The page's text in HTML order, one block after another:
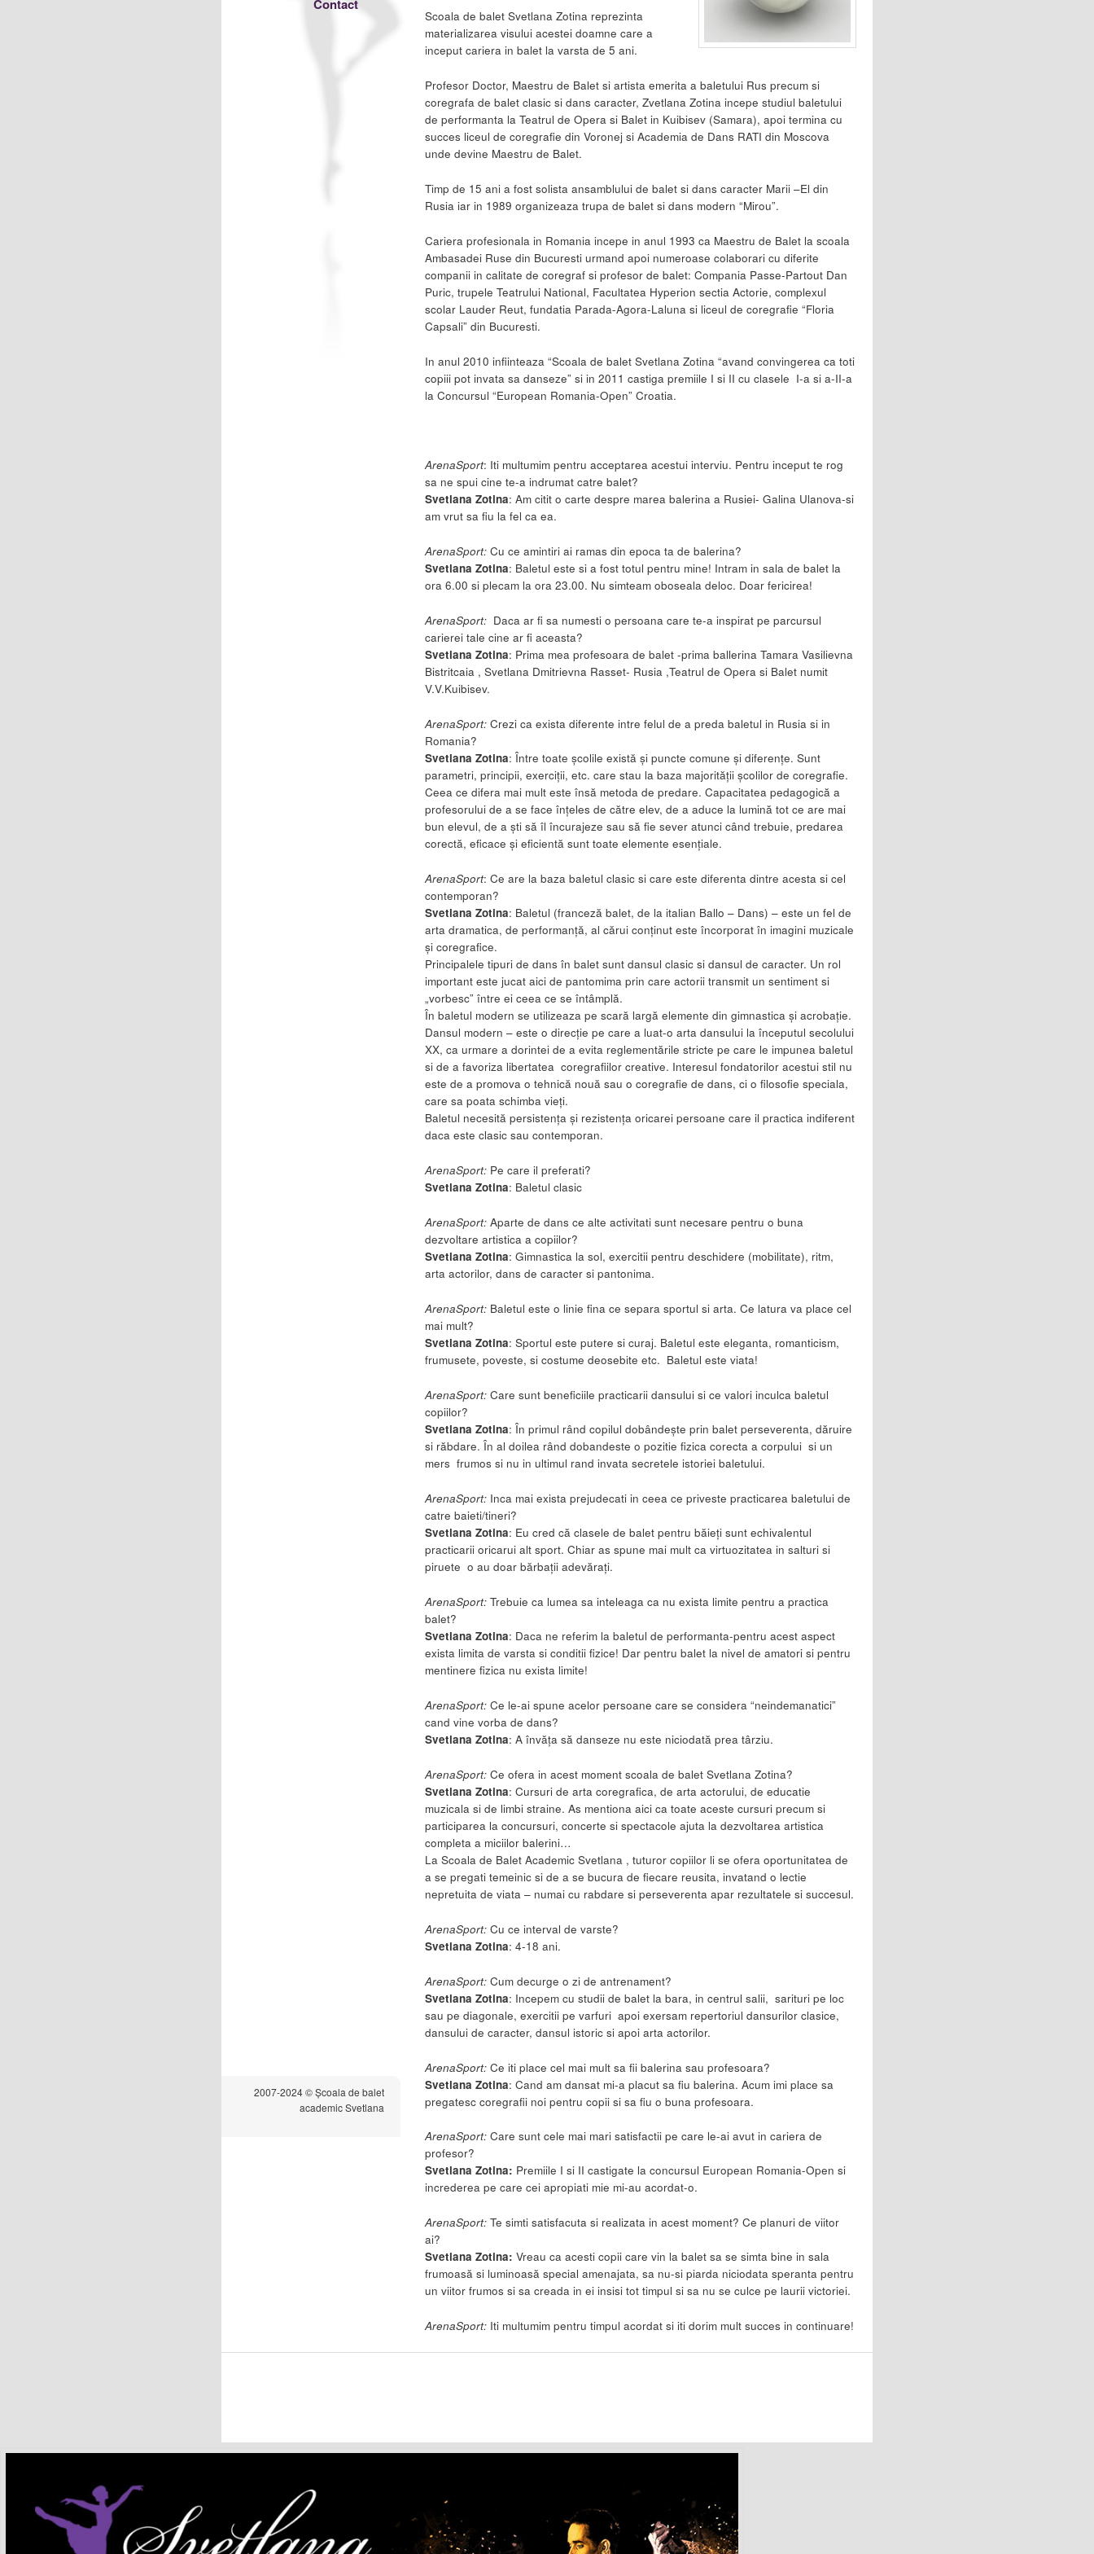
Contact
Scoala de balet Svetlana Zotina reprezinta
materializarea visului acestei doamne care a
inceput cariera in balet la varsta de 5 ani.
Profesor Doctor, Maestru de Balet si artista emerita a baletului Rus precum si
coregrafa de balet clasic si dans caracter, Zvetlana Zotina incepe studiul baletului
de performanta la Teatrul de Opera si Balet in Kuibisev (Samara), apoi termina cu
succes liceul de coregrafie din Voronej si Academia de Dans RATI din Moscova
unde devine Maestru de Balet.
Timp de 15 ani a fost solista ansamblului de balet si dans caracter Marii –El din
Rusia iar in 1989 organizeaza trupa de balet si dans modern “Mirou”.
Cariera profesionala in Romania incepe in anul 1993 ca Maestru de Balet la scoala
Ambasadei Ruse din Bucuresti urmand apoi numeroase colaborari cu diferite
companii in calitate de coregraf si profesor de balet: Compania Passe-Partout Dan
Puric, trupele Teatrului National, Facultatea Hyperion sectia Actorie, complexul
scolar Lauder Reut, fundatia Parada-Agora-Laluna si liceul de coregrafie “Floria
Capsali” din Bucuresti.
In anul 2010 infiinteaza “Scoala de balet Svetlana Zotina “avand convingerea ca toti
copiii pot invata sa danseze” si in 2011 castiga premiile I si II cu clasele I-a si a-II-a
la Concursul “European Romania-Open” Croatia.
ArenaSport: Iti multumim pentru acceptarea acestui interviu. Pentru inceput te rog
sa ne spui cine te-a indrumat catre balet?
Svetlana Zotina: Am citit o carte despre marea balerina a Rusiei- Galina Ulanova-si
am vrut sa fiu la fel ca ea.
ArenaSport: Cu ce amintiri ai ramas din epoca ta de balerina?
Svetlana Zotina: Baletul este si a fost totul pentru mine! Intram in sala de balet la
ora 6.00 si plecam la ora 23.00. Nu simteam oboseala deloc. Doar fericirea!
ArenaSport: Daca ar fi sa numesti o persoana care te-a inspirat pe parcursul
carierei tale cine ar fi aceasta?
Svetlana Zotina: Prima mea profesoara de balet -prima ballerina Tamara Vasilievna
Bistritcaia , Svetlana Dmitrievna Rasset- Rusia ,Teatrul de Opera si Balet numit
V.V.Kuibisev.
ArenaSport: Crezi ca exista diferente intre felul de a preda baletul in Rusia si in
Romania?
Svetlana Zotina: Între toate şcolile există şi puncte comune şi diferenţe. Sunt
parametri, principii, exerciţii, etc. care stau la baza majorităţii şcolilor de coregrafie.
Ceea ce difera mai mult este însă metoda de predare. Capacitatea pedagogică a
profesorului de a se face înţeles de către elev, de a aduce la lumină tot ce are mai
bun elevul, de a şti să îl încurajeze sau să fie sever atunci când trebuie, predarea
corectă, eficace şi eficientă sunt toate elemente esenţiale.
ArenaSport: Ce are la baza baletul clasic si care este diferenta dintre acesta si cel
contemporan?
Svetlana Zotina: Baletul (franceză balet, de la italian Ballo – Dans) – este un fel de
arta dramatica, de performanță, al cărui conținut este încorporat în imagini muzicale
și coregrafice.
Principalele tipuri de dans în balet sunt dansul clasic si dansul de caracter. Un rol
important este jucat aici de pantomima prin care actorii transmit un sentiment si
„vorbesc” între ei ceea ce se întâmplă.
În baletul modern se utilizeaza pe scară largă elemente din gimnastica și acrobație.
Dansul modern – este o direcție pe care a luat-o arta dansului la începutul secolului
XX, ca urmare a dorintei de a evita reglementările stricte pe care le impunea baletul
si de a favoriza libertatea coregrafiilor creative. Interesul fondatorilor acestui stil nu
este de a promova o tehnică nouă sau o coregrafie de dans, ci o filosofie speciala,
care sa poata schimba vieți.
Baletul necesită persistența și rezistența oricarei persoane care il practica indiferent
daca este clasic sau contemporan.
ArenaSport: Pe care il preferati?
Svetlana Zotina: Baletul clasic
ArenaSport: Aparte de dans ce alte activitati sunt necesare pentru o buna
dezvoltare artistica a copiilor?
Svetlana Zotina: Gimnastica la sol, exercitii pentru deschidere (mobilitate), ritm,
arta actorilor, dans de caracter si pantonima.
ArenaSport: Baletul este o linie fina ce separa sportul si arta. Ce latura va place cel
mai mult?
Svetlana Zotina: Sportul este putere si curaj. Baletul este eleganta, romanticism,
frumusete, poveste, si costume deosebite etc. Baletul este viata!
ArenaSport: Care sunt beneficiile practicarii dansului si ce valori inculca baletul
copiilor?
Svetlana Zotina: În primul rând copilul dobândește prin balet perseverenta, dăruire
si răbdare. În al doilea rând dobandeste o pozitie fizica corecta a corpului si un
mers frumos si nu in ultimul rand invata secretele istoriei baletului.
ArenaSport: Inca mai exista prejudecati in ceea ce priveste practicarea baletului de
catre baieti/tineri?
Svetlana Zotina: Eu cred că clasele de balet pentru băieți sunt echivalentul
practicarii oricarui alt sport. Chiar as spune mai mult ca virtuozitatea in salturi si
piruete o au doar bărbații adevărați.
ArenaSport: Trebuie ca lumea sa inteleaga ca nu exista limite pentru a practica
balet?
Svetlana Zotina: Daca ne referim la baletul de performanta-pentru acest aspect
exista limita de varsta si conditii fizice! Dar pentru balet la nivel de amatori si pentru
mentinere fizica nu exista limite!
ArenaSport: Ce le-ai spune acelor persoane care se considera “neindemanatici”
cand vine vorba de dans?
Svetlana Zotina: A învăța să danseze nu este niciodată prea târziu.
ArenaSport: Ce ofera in acest moment scoala de balet Svetlana Zotina?
Svetlana Zotina: Cursuri de arta coregrafica, de arta actorului, de educatie
muzicala si de limbi straine. As mentiona aici ca toate aceste cursuri precum si
participarea la concursuri, concerte si spectacole ajuta la dezvoltarea artistica
completa a miciilor balerini…
La Scoala de Balet Academic Svetlana , tuturor copiilor li se ofera oportunitatea de
a se pregati temeinic si de a se bucura de fiecare reusita, invatand o lectie
nepretuita de viata – numai cu rabdare si perseverenta apar rezultatele si succesul.
ArenaSport: Cu ce interval de varste?
Svetlana Zotina: 4-18 ani.
ArenaSport: Cum decurge o zi de antrenament?
Svetlana Zotina: Incepem cu studii de balet la bara, in centrul salii, sarituri pe loc
sau pe diagonale, exercitii pe varfuri apoi exersam repertoriul dansurilor clasice,
dansului de caracter, dansul istoric si apoi arta actorilor.
ArenaSport: Ce iti place cel mai mult sa fii balerina sau profesoara?
Svetlana Zotina: Cand am dansat mi-a placut sa fiu balerina. Acum imi place sa
pregatesc coregrafii noi pentru copii si sa fiu o buna profesoara.
ArenaSport: Care sunt cele mai mari satisfactii pe care le-ai avut in cariera de
profesor?
Svetlana Zotina: Premiile I si II castigate la concursul European Romania-Open si
increderea pe care cei apropiati mie mi-au acordat-o.
ArenaSport: Te simti satisfacuta si realizata in acest moment? Ce planuri de viitor
ai?
Svetlana Zotina: Vreau ca acesti copii care vin la balet sa se simta bine in sala
frumoasă si luminoasă special amenajata, sa nu-si piarda niciodata speranta pentru
un viitor frumos si sa creada in ei insisi tot timpul si sa nu se culce pe laurii victoriei.
ArenaSport: Iti multumim pentru timpul acordat si iti dorim mult succes in continuare!
2007-2024 © Școala de balet
academic Svetlana